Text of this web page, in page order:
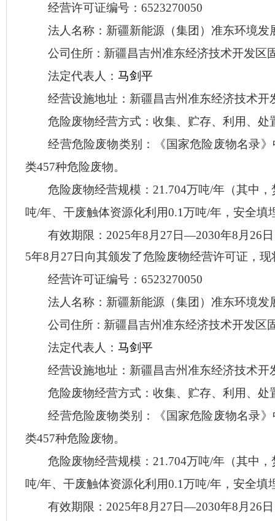
经营许可证编号：6523270050
法人名称 ： 新疆新能源（集团）准东环境发
公司住所： 新疆昌吉州准东经济技术开发区
法定代表人：马剑平
经营设施地址： 新疆昌吉州准东经济技术
危险废物经营方式：收集、贮存、利用、处
经营危险废物类别：
《国家危险废物名录
类457种危险废物。
危险废物经营规模： 21.704万吨/年（其中
吨/年、干废触体资源化利用0.1万吨/年，安全填
有效期限： 2025年8 月 27日—2030年8 月 26日
5年8月27日向其颁发了危险废物经营许可证 ，
经营许可证编号：6523270050
法人名称 ： 新疆新能源（集团）准东环境发
公司住所： 新疆昌吉州准东经济技术开发区
法定代表人：马剑平
经营设施地址： 新疆昌吉州准东经济技术
危险废物经营方式：收集、贮存、利用、处
经营危险废物类别：
《国家危险废物名录
类457种危险废物。
危险废物经营规模： 21.704万吨/年（其中
吨/年、干废触体资源化利用0.1万吨/年，安全填
有效期限： 2025年8 月 27日—2030年8 月 26日